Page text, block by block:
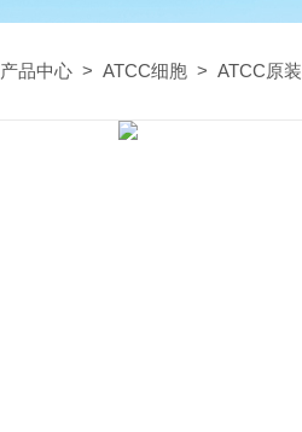
产品中心 > ATCC细胞 > ATCC原